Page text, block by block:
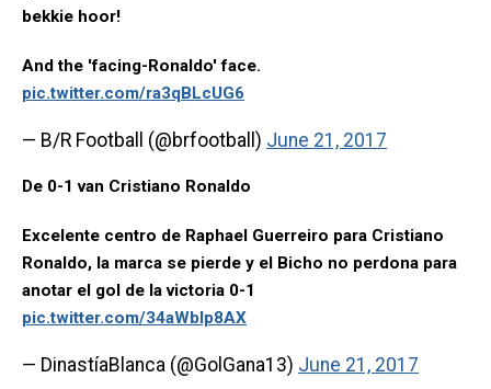
bekkie hoor!
And the 'facing-Ronaldo' face.
pic.twitter.com/ra3qBLcUG6
— B/R Football (@brfootball) June 21, 2017
De 0-1 van Cristiano Ronaldo
Excelente centro de Raphael Guerreiro para Cristiano
Ronaldo, la marca se pierde y el Bicho no perdona para
anotar el gol de la victoria 0-1
pic.twitter.com/34aWbIp8AX
— DinastíaBlanca (@GolGana13) June 21, 2017